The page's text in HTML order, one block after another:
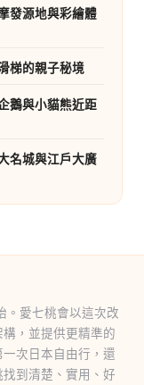
發源地與彩繪體
梯的親子秘境
鵝與小貓熊近距
名城與江戶大廣
。愛七桃會以這次改
，並提供更精準的
次日本自由行，還
到清楚、實用、好